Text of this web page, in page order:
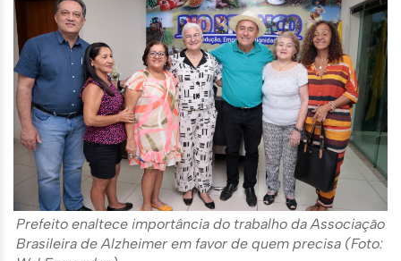
Prefeito enaltece importância do trabalho da Associação
Brasileira de Alzheimer em favor de quem precisa (Foto: